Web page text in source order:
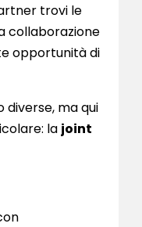
trovi le
collaborazione
opportunità di
diverse, ma qui
la joint